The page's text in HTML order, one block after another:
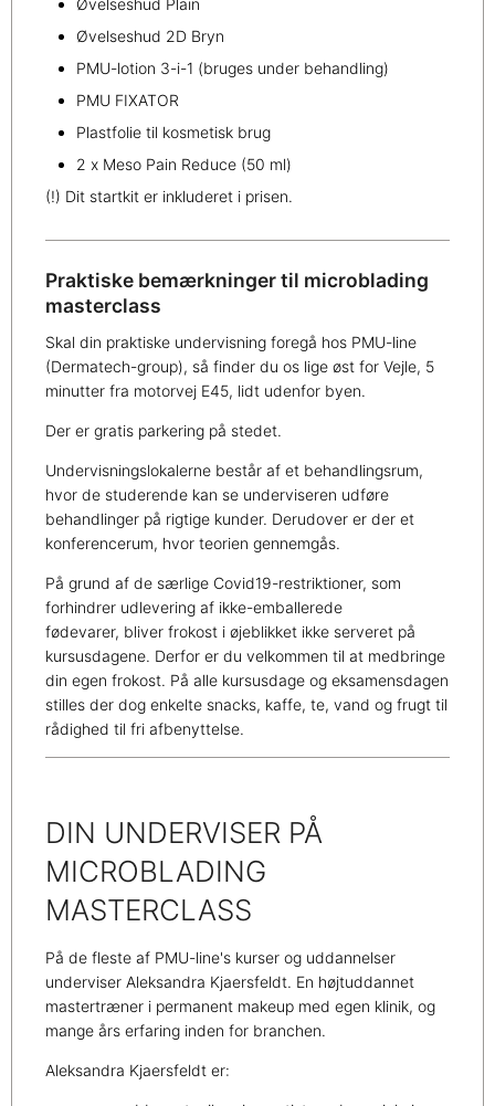
Øvelseshud Plain
Øvelseshud 2D Bryn
PMU-lotion 3-i-1 (bruges under behandling)
PMU FIXATOR
Plastfolie til kosmetisk brug
2 x Meso Pain Reduce (50 ml)
(!) Dit startkit er inkluderet i prisen.
Praktiske bemærkninger til microblading
masterclass
Skal din praktiske undervisning foregå hos PMU-line
(Dermatech-group), så finder du os lige øst for Vejle, 5
minutter fra motorvej E45, lidt udenfor byen.
Der er gratis parkering på stedet.
Undervisningslokalerne består af et behandlingsrum,
hvor de studerende kan se underviseren udføre
behandlinger på rigtige kunder. Derudover er der et
konferencerum, hvor teorien gennemgås.
På grund af de særlige Covid19-restriktioner, som
forhindrer udlevering af ikke-emballerede
fødevarer, bliver frokost i øjeblikket ikke serveret på
kursusdagene. Derfor er du velkommen til at medbringe
din egen frokost. På alle kursusdage og eksamensdagen
stilles der dog enkelte snacks, kaffe, te, vand og frugt til
rådighed til fri afbenyttelse.
DIN UNDERVISER PÅ
MICROBLADING
MASTERCLASS
På de fleste af PMU-line's kurser og uddannelser
underviser Aleksandra Kjaersfeldt. En højtuddannet
mastertræner i permanent makeup med egen klinik, og
mange års erfaring inden for branchen.
Aleksandra Kjaersfeldt er: